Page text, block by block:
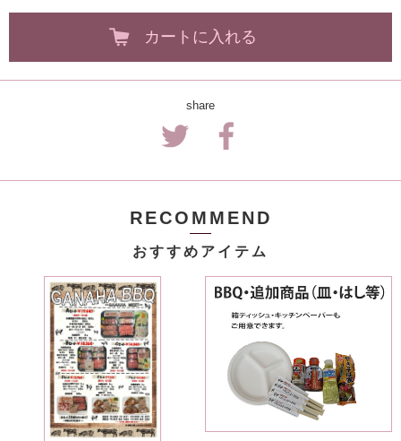
カートに入れる
share
RECOMMEND
おすすめアイテム